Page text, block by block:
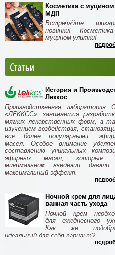
Косметика с муцином
МДП
Встречайте
новинки!
муцином улитки!
Статьи
История и
Леккос
Производственная лаборатория
«ЛЕККОС», занимается
мягких лекарственных форм, а
изучением воздействия,
все более популярными,
масел. Особое внимание
составлению уникальных
эфирных масел, которые
минимальном введении
максимальный эффект.
Ночной крем для
важная часть ухода
Ночной крем
для ежедневного
Как же
идеальный для себя вариант?